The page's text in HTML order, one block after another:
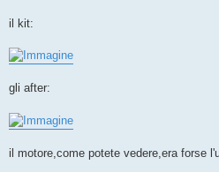
il kit:
gli after:
il motore,come potete vedere,era forse